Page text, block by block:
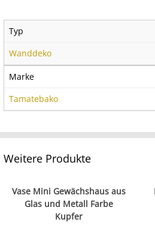
Typ
Wanddeko
Marke
Tamatebako
Weitere Produkte
Vase Mini Gewächshaus aus
Glas und Metall Farbe
Kupfer